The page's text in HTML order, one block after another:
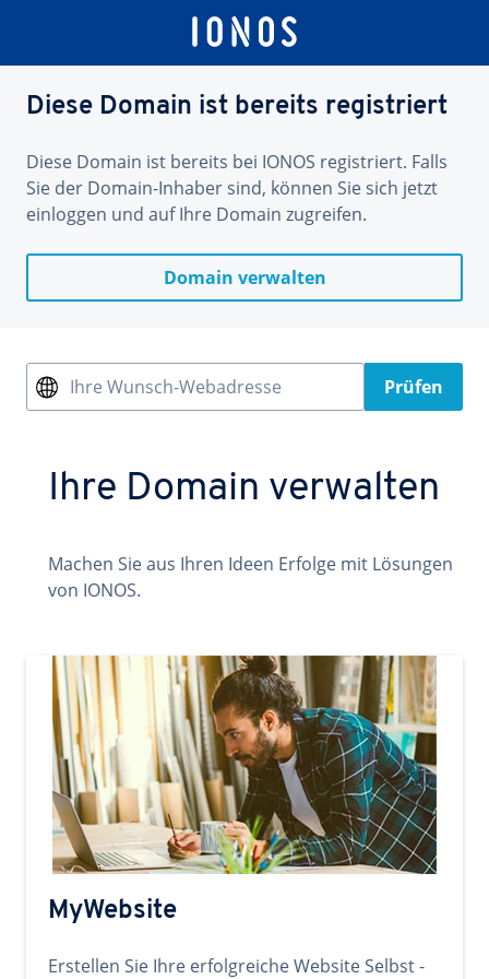
Diese Domain ist bereits registriert
Diese Domain ist bereits bei IONOS registriert. Falls
Sie der Domain-Inhaber sind, können Sie sich jetzt
einloggen und auf Ihre Domain zugreifen.
Domain verwalten
Ihre Wunsch-Webadresse Prüfen
Ihre Domain verwalten
Machen Sie aus Ihren Ideen Erfolge mit Lösungen
von IONOS.
MyWebsite
Erstellen Sie Ihre erfolgreiche Website Selbst -